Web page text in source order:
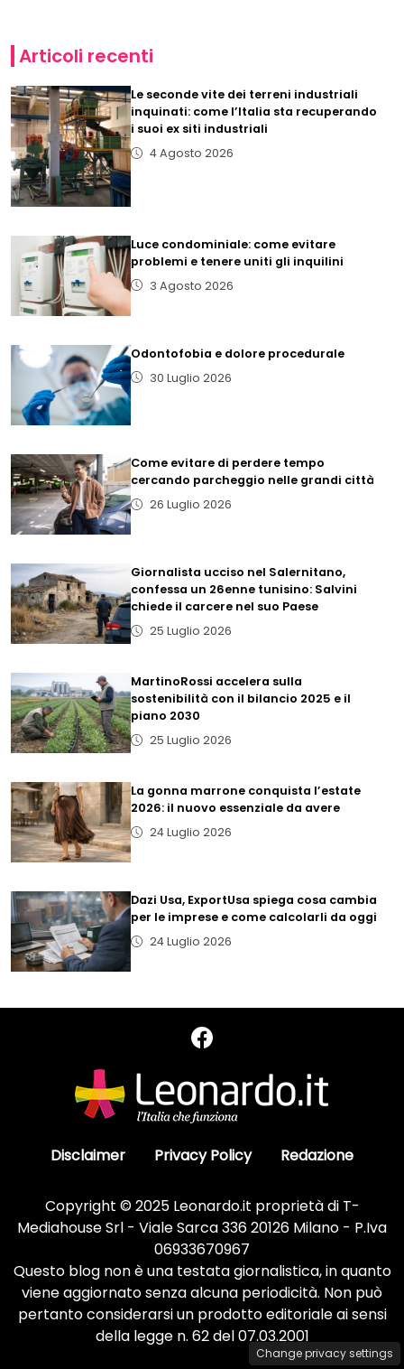
Articoli recenti
Le seconde vite dei terreni industriali
inquinati: come l’Italia sta recuperando
i suoi ex siti industriali
4 Agosto 2026
Luce condominiale: come evitare
problemi e tenere uniti gli inquilini
3 Agosto 2026
Odontofobia e dolore procedurale
30 Luglio 2026
Come evitare di perdere tempo
cercando parcheggio nelle grandi città
26 Luglio 2026
Giornalista ucciso nel Salernitano,
confessa un 26enne tunisino: Salvini
chiede il carcere nel suo Paese
25 Luglio 2026
MartinoRossi accelera sulla
sostenibilità con il bilancio 2025 e il
piano 2030
25 Luglio 2026
La gonna marrone conquista l’estate
2026: il nuovo essenziale da avere
24 Luglio 2026
Dazi Usa, ExportUsa spiega cosa cambia
per le imprese e come calcolarli da oggi
24 Luglio 2026
Disclaimer Privacy Policy Redazione
Copyright © 2025 Leonardo.it proprietà di T-
Mediahouse Srl - Viale Sarca 336 20126 Milano - P.Iva
06933670967
Questo blog non è una testata giornalistica, in quanto
viene aggiornato senza alcuna periodicità. Non può
pertanto considerarsi un prodotto editoriale ai sensi
della legge n. 62 del 07.03.2001
Change privacy settings